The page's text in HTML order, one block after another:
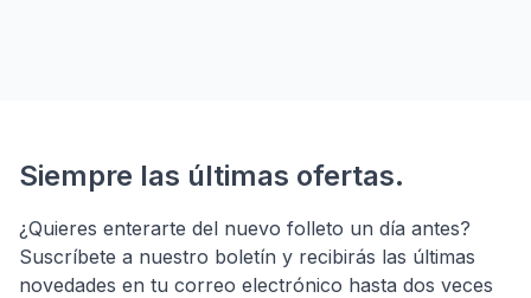
Siempre las últimas ofertas.
¿Quieres enterarte del nuevo folleto un día antes?
Suscríbete a nuestro boletín y recibirás las últimas
novedades en tu correo electrónico hasta dos veces